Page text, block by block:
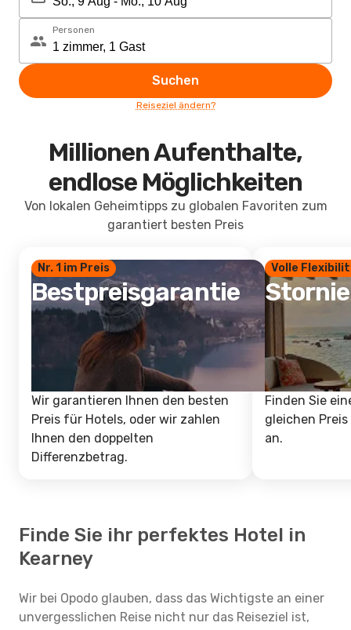
Personen
Suchen
Reiseziel ändern?
Millionen Aufenthalte,
endlose Möglichkeiten
Von lokalen Geheimtipps zu globalen Favoriten zum
garantiert besten Preis
Nr. 1 im Preis
Bestpreisgarantie
Wir garantieren Ihnen den besten
Preis für Hotels, oder wir zahlen
Ihnen den doppelten
Differenzbetrag.
Volle
Finden Sie
gleichen
an.
Finde Sie ihr perfektes Hotel in
Kearney
Wir bei Opodo glauben, dass das Wichtigste an einer
unvergesslichen Reise nicht nur das Reiseziel ist,